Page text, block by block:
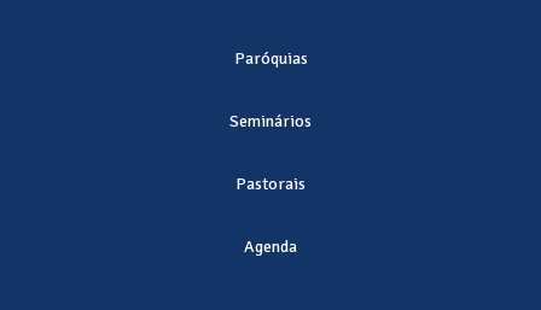
Paróquias
Seminários
Pastorais
Agenda